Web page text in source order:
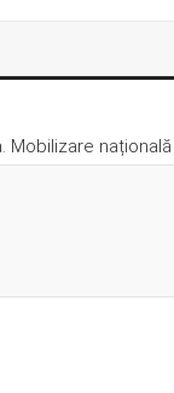
Mobilizare națională